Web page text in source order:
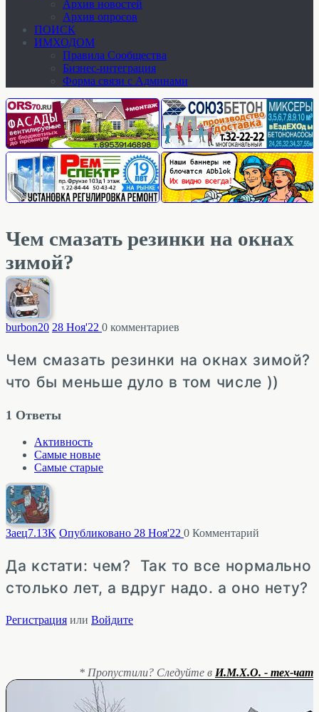
Архив новостей
Архив опросов
ПОИСК
ИМХОДОМ
Правила Сообщества
Бизнес-интеграция
Форма связи с Админами
Чем смазать резинки на окнах
зимой?
burbon20 28 Ноя'22 0 комментариев
Чем смазать резинки на окнах зимой?
что бы меньше дуло в том числе ))
1 Ответы
Активность
Самые новые
Самые старые
Заец7.13K Опубликовано 28 Ноя'22 0 Комментарий
Да кстати: чем? Так то все нормально
столько лет, а вдруг надо. а оно нету?
Регистрация или Войдите
* Пропустили? Следуйте в И.М.Х.О. - тех-чат